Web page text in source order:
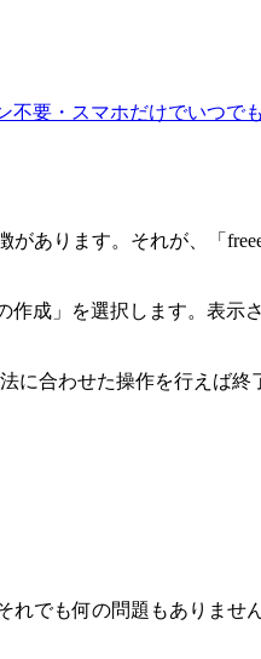
要・スマホだけでいつ
あります。それが、「
成」を選択します。表示
に合わせた操作を行えば終
でも何の問題もありませ